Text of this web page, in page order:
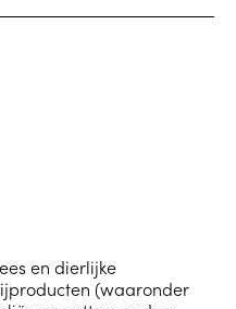
en dierlijke
(waaronder